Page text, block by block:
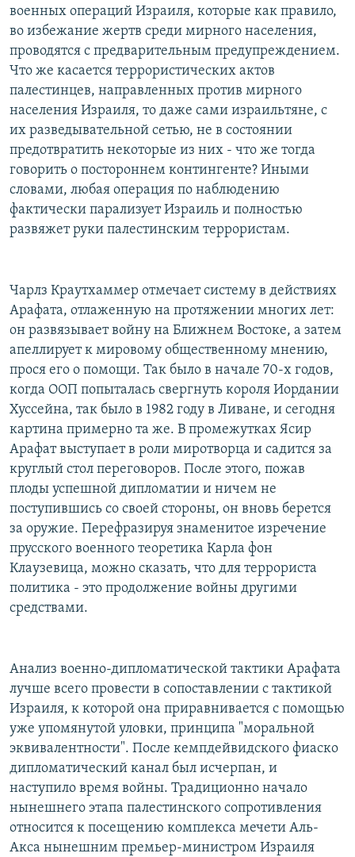
военных операций Израиля, которые как правило,
во избежание жертв среди мирного населения,
проводятся с предварительным предупреждением.
Что же касается террористических актов
палестинцев, направленных против мирного
населения Израиля, то даже сами израильтяне, с
их разведывательной сетью, не в состоянии
предотвратить некоторые из них - что же тогда
говорить о постороннем контингенте? Иными
словами, любая операция по наблюдению
фактически парализует Израиль и полностью
развяжет руки палестинским террористам.
Чарлз Краутхаммер отмечает систему в действиях
Арафата, отлаженную на протяжении многих лет:
он развязывает войну на Ближнем Востоке, а затем
апеллирует к мировому общественному мнению,
прося его о помощи. Так было в начале 70-х годов,
когда ООП попыталась свергнуть короля Иордании
Хуссейна, так было в 1982 году в Ливане, и сегодня
картина примерно та же. В промежутках Ясир
Арафат выступает в роли миротворца и садится за
круглый стол переговоров. После этого, пожав
плоды успешной дипломатии и ничем не
поступившись со своей стороны, он вновь берется
за оружие. Перефразируя знаменитое изречение
прусского военного теоретика Карла фон
Клаузевица, можно сказать, что для террориста
политика - это продолжение войны другими
средствами.
Анализ военно-дипломатической тактики Арафата
лучше всего провести в сопоставлении с тактикой
Израиля, к которой она приравнивается с помощью
уже упомянутой уловки, принципа "моральной
эквивалентности". После кемпдейвидского фиаско
дипломатический канал был исчерпан, и
наступило время войны. Традиционно начало
нынешнего этапа палестинского сопротивления
относится к посещению комплекса мечети Аль-
Акса нынешним премьер-министром Израиля